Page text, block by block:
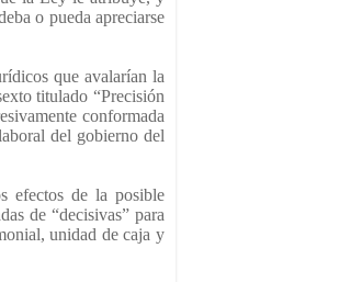
o pueda apreciarse
que avalarían la
titulado “Precisión
conformada
del gobierno del
efectos de la posible
de “decisivas” para
unidad de caja y